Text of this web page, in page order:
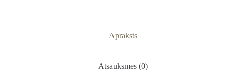
Apraksts
Atsauksmes (0)